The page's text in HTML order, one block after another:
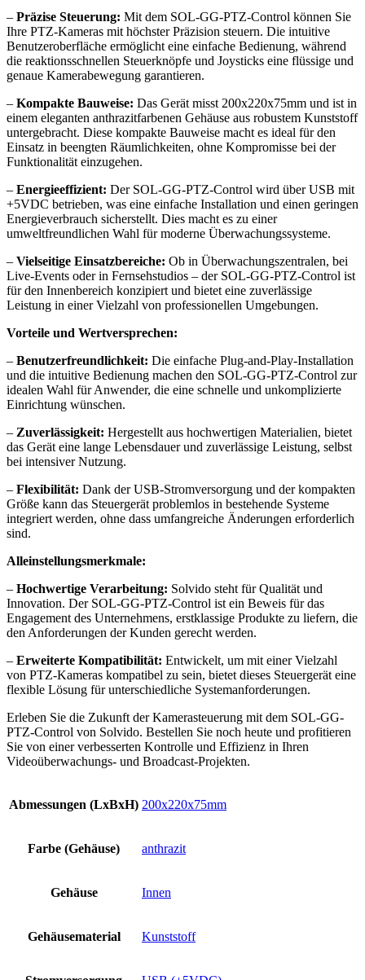
– Präzise Steuerung: Mit dem SOL-GG-PTZ-Control können Sie
Ihre PTZ-Kameras mit höchster Präzision steuern. Die intuitive
Benutzeroberfläche ermöglicht eine einfache Bedienung, während
die reaktionsschnellen Steuerknöpfe und Joysticks eine flüssige und
genaue Kamerabewegung garantieren.
– Kompakte Bauweise: Das Gerät misst 200x220x75mm und ist in
einem eleganten anthrazitfarbenen Gehäuse aus robustem Kunststoff
untergebracht. Diese kompakte Bauweise macht es ideal für den
Einsatz in beengten Räumlichkeiten, ohne Kompromisse bei der
Funktionalität einzugehen.
– Energieeffizient: Der SOL-GG-PTZ-Control wird über USB mit
+5VDC betrieben, was eine einfache Installation und einen geringen
Energieverbrauch sicherstellt. Dies macht es zu einer
umweltfreundlichen Wahl für moderne Überwachungssysteme.
– Vielseitige Einsatzbereiche: Ob in Überwachungszentralen, bei
Live-Events oder in Fernsehstudios – der SOL-GG-PTZ-Control ist
für den Innenbereich konzipiert und bietet eine zuverlässige
Leistung in einer Vielzahl von professionellen Umgebungen.
Vorteile und Wertversprechen:
– Benutzerfreundlichkeit: Die einfache Plug-and-Play-Installation
und die intuitive Bedienung machen den SOL-GG-PTZ-Control zur
idealen Wahl für Anwender, die eine schnelle und unkomplizierte
Einrichtung wünschen.
– Zuverlässigkeit: Hergestellt aus hochwertigen Materialien, bietet
das Gerät eine lange Lebensdauer und zuverlässige Leistung, selbst
bei intensiver Nutzung.
– Flexibilität: Dank der USB-Stromversorgung und der kompakten
Größe kann das Steuergerät problemlos in bestehende Systeme
integriert werden, ohne dass umfangreiche Änderungen erforderlich
sind.
Alleinstellungsmerkmale:
– Hochwertige Verarbeitung: Solvido steht für Qualität und
Innovation. Der SOL-GG-PTZ-Control ist ein Beweis für das
Engagement des Unternehmens, erstklassige Produkte zu liefern, die
den Anforderungen der Kunden gerecht werden.
– Erweiterte Kompatibilität: Entwickelt, um mit einer Vielzahl
von PTZ-Kameras kompatibel zu sein, bietet dieses Steuergerät eine
flexible Lösung für unterschiedliche Systemanforderungen.
Erleben Sie die Zukunft der Kamerasteuerung mit dem SOL-GG-
PTZ-Control von Solvido. Bestellen Sie noch heute und profitieren
Sie von einer verbesserten Kontrolle und Effizienz in Ihren
Videoüberwachungs- und Broadcast-Projekten.
Abmessungen (LxBxH) 200x220x75mm
Farbe (Gehäuse) anthrazit
Gehäuse Innen
Gehäusematerial Kunststoff